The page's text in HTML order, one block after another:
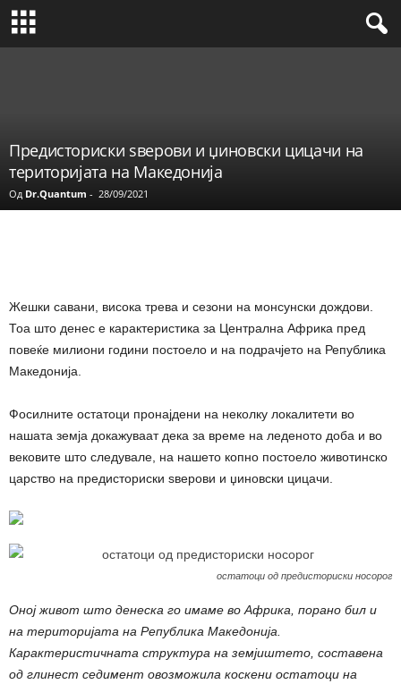
Предисториски ѕверови и џиновски цицачи на
територијата на Македонија
Од Dr.Quantum - 28/09/2021
Жешки савани, висока трева и сезони на монсунски дождови.
Тоа што денес е карактеристика за Централна Африка пред
повеќе милиони години постоело и на подрачјето на Република
Македонија.
Фосилните остатоци пронајдени на неколку локалитети во
нашата земја докажуваат дека за време на леденото доба и во
вековите што следувале, на нашето копно постоело животинско
царство на предисториски ѕверови и џиновски цицачи.
остатоци од предисториски носорог
Оној живот што денеска го имаме во Африка, порано бил и
на територијата на Република Македонија.
Карактеристичната структура на земјиштето, составена
од глинест седимент овозможила коскени остатоци на